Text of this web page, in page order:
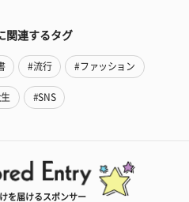
関連するタグ
#流行 #ファッション
#SNS
を届けるスポンサー